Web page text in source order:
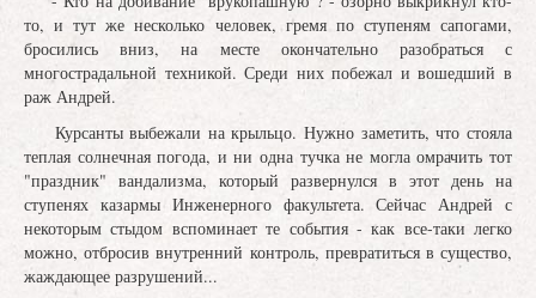
то, и тут же несколько человек, гремя по ступеням сапогами,
бросились вниз, на месте окончательно разобраться с
многострадальной техникой. Среди них побежал и вошедший в
раж Андрей.
Курсанты выбежали на крыльцо. Нужно заметить, что стояла
теплая солнечная погода, и ни одна тучка не могла омрачить тот
"праздник" вандализма, который развернулся в этот день на
ступенях казармы Инженерного факультета. Сейчас Андрей с
некоторым стыдом вспоминает те события - как все-таки легко
можно, отбросив внутренний контроль, превратиться в существо,
жаждающее разрушений...